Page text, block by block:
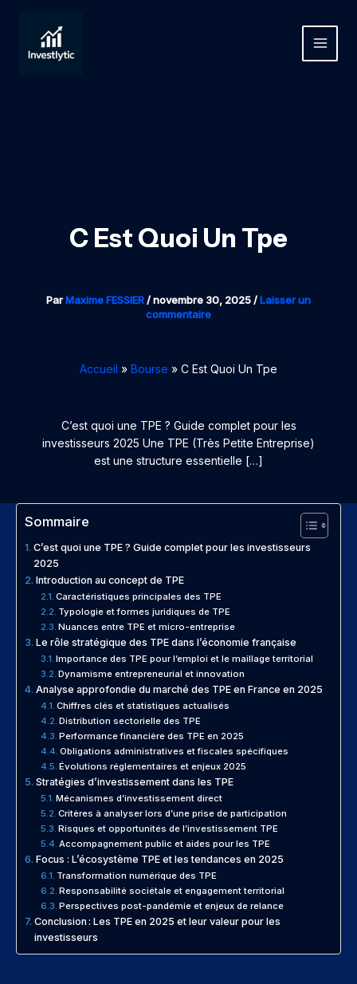
contenu
MAIN
C Est Quoi Un Tpe
ParMaxime FESSIER/novembre 30, 2025/Laisser un
commentaire
Accueil Bourse C Est Quoi Un Tpe
C’est quoi une TPE ? Guide complet pour les
investisseurs 2025 Une TPE (Très Petite Entreprise)
est une structure essentielle […]
Sommaire
C’est quoi une TPE ? Guide complet pour les investisseurs
2025
Introduction au concept de TPE
Caractéristiques principales des TPE
Typologie et formes juridiques de TPE
Nuances entre TPE et micro-entreprise
Le rôle stratégique des TPE dans l’économie française
Importance des TPE pour l’emploi et le maillage territorial
Dynamisme entrepreneurial et innovation
Analyse approfondie du marché des TPE en France en 2025
Chiffres clés et statistiques actualisés
Distribution sectorielle des TPE
Performance financière des TPE en 2025
Obligations administratives et fiscales spécifiques
Évolutions réglementaires et enjeux 2025
Stratégies d’investissement dans les TPE
Mécanismes d’investissement direct
Critères à analyser lors d’une prise de participation
Risques et opportunités de l’investissement TPE
Accompagnement public et aides pour les TPE
Focus : L’écosystème TPE et les tendances en 2025
Transformation numérique des TPE
Responsabilité sociétale et engagement territorial
Perspectives post-pandémie et enjeux de relance
Conclusion : Les TPE en 2025 et leur valeur pour les
investisseurs